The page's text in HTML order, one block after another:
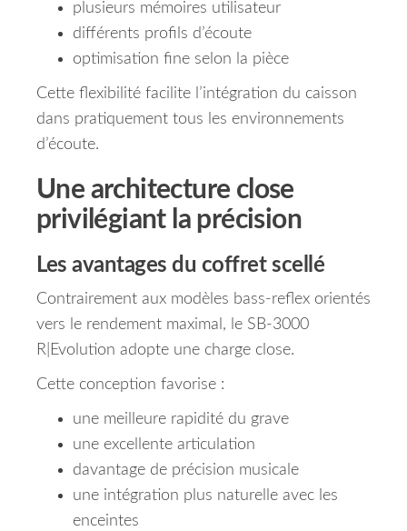
plusieurs mémoires utilisateur
différents profils d’écoute
optimisation fine selon la pièce
Cette flexibilité facilite l’intégration du caisson
dans pratiquement tous les environnements
d’écoute.
Une architecture close
privilégiant la précision
Les avantages du coffret scellé
Contrairement aux modèles bass-reflex orientés
vers le rendement maximal, le SB-3000
R|Evolution adopte une charge close.
Cette conception favorise :
une meilleure rapidité du grave
une excellente articulation
davantage de précision musicale
une intégration plus naturelle avec les
enceintes